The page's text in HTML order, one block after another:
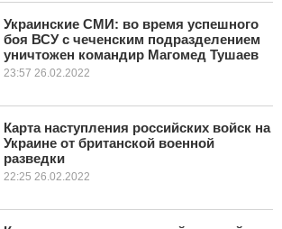
Украинские СМИ: во время успешного
боя ВСУ с чеченским подразделением
уничтожен командир Магомед Тушаев
23:57 26.02.2022
Карта наступления российских войск на
Украине от британской военной
разведки
22:25 26.02.2022